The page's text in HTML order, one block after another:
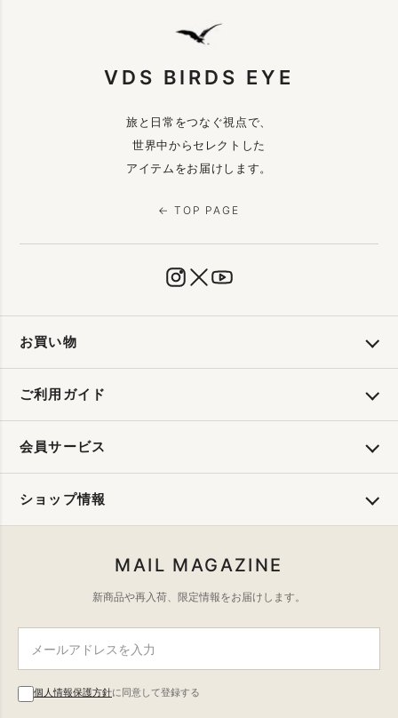
VDS BIRDS EYE
旅と日常をつなぐ視点で、
世界中からセレクトした
アイテムをお届けします。
← TOP PAGE
お買い物
ご利用ガイド
会員サービス
ショップ情報
MAIL MAGAZINE
新商品や再入荷、限定情報をお届けします。
個人情報保護方針に同意して登録する